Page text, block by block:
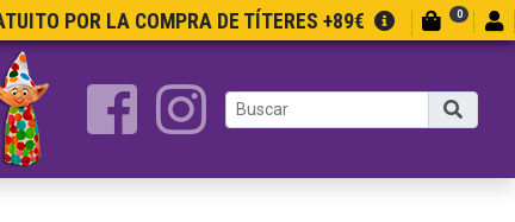
POR LA COMPRA DE TÍTERES +89€ 0